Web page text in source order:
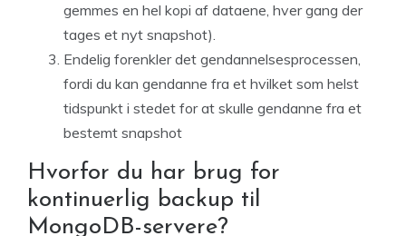
gemmes en hel kopi af dataene, hver gang der
tages et nyt snapshot).
Endelig forenkler det gendannelsesprocessen,
fordi du kan gendanne fra et hvilket som helst
tidspunkt i stedet for at skulle gendanne fra et
bestemt snapshot
Hvorfor du har brug for
kontinuerlig backup til
MongoDB-servere?